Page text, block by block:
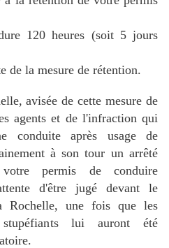
120 heures (soit 5 jours
de la mesure de rétention.
avisée de cette mesure de
agents et de l'infraction qui
conduite après usage de
à son tour un arrêté
votre permis de conduire
d'être jugé devant le
Rochelle, une fois que les
lui auront été